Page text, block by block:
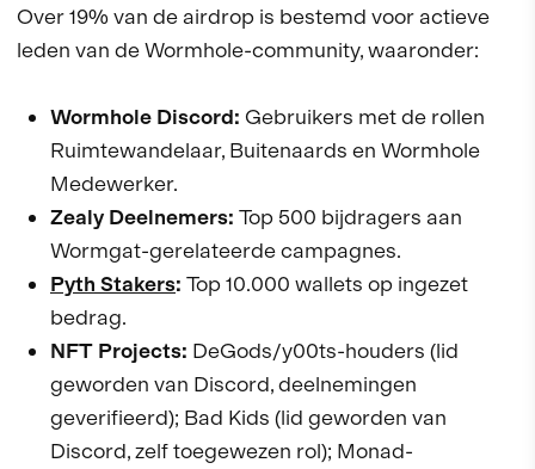
Over 19% van de airdrop is bestemd voor actieve
leden van de Wormhole-community, waaronder:
Wormhole Discord: Gebruikers met de rollen
Ruimtewandelaar, Buitenaards en Wormhole
Medewerker.
Zealy Deelnemers: Top 500 bijdragers aan
Wormgat-gerelateerde campagnes.
Pyth Stakers: Top 10.000 wallets op ingezet
bedrag.
NFT Projects: DeGods/y00ts-houders (lid
geworden van Discord, deelnemingen
geverifieerd); Bad Kids (lid geworden van
Discord, zelf toegewezen rol); Monad-